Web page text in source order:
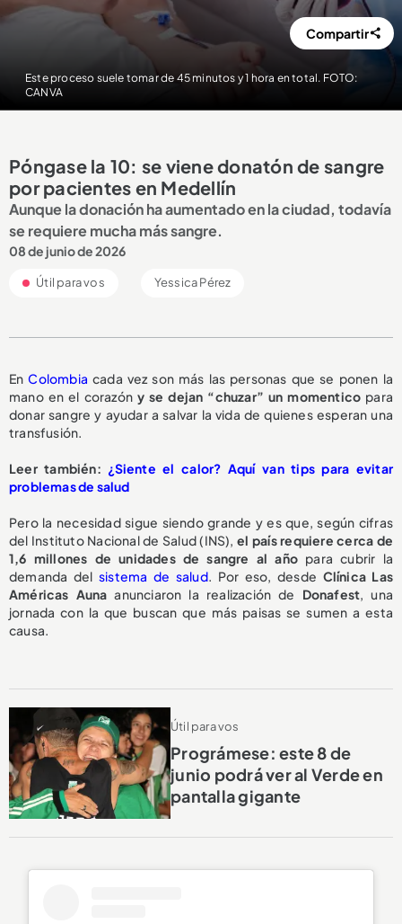
Este proceso suele tomar de 45 minutos y 1 hora en total. FOTO:
CANVA
Compartir
Póngase la 10: se viene donatón de sangre
por pacientes en Medellín
Aunque la donación ha aumentado en la ciudad, todavía
se requiere mucha más sangre.
08 de junio de 2026
Útil para vos Yessica Pérez
EnColombia cada vez son más las personas que se ponen la
mano en el corazón y se dejan “chuzar” un momentico para
donar sangre y ayudar a salvar la vida de quienes esperan una
transfusión.
Leer también: ¿Siente el calor? Aquí van tips para evitar
problemas de salud
Pero la necesidad sigue siendo grande y es que, según cifras
del Instituto Nacional de Salud (INS),el país requiere cerca de
1,6 millones de unidades de sangre al año para cubrir la
demanda delsistema de salud. Por eso, desde Clínica Las
Américas Auna anunciaron la realización de Donafest, una
jornada con la que buscan que más paisas se sumen a esta
causa.
Útil para vos
Prográmese: este 8 de
junio podrá ver al Verde en
pantalla gigante